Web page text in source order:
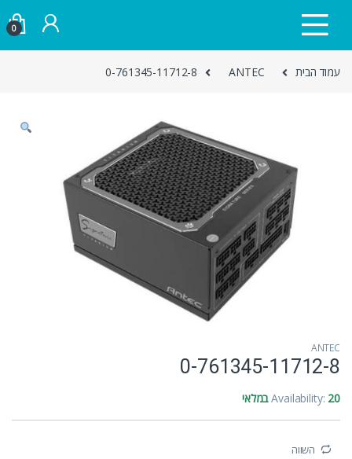
0
עמוד הבית ANTEC
0-761345-11712-8
ANTEC
0-761345-11712-8
Availability: 20 במלאי
השווה